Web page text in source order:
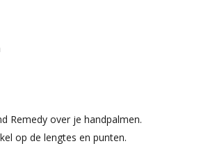
Remedy over je handpalmen.
op de lengtes en punten.